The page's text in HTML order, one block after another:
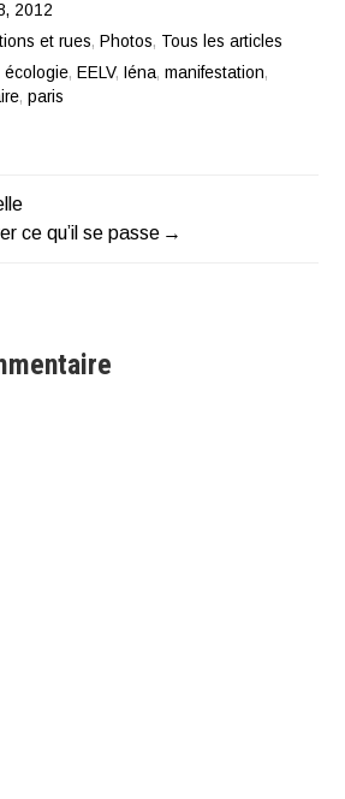
2012
et rues, Photos, Tous les articles
écologie, EELV, Iéna,manifestation,
,paris
ce qu’il se passe